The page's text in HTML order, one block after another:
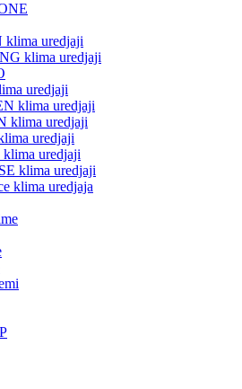
uredjaji
klima uredjaji
uredjaji
klima uredjaji
klima uredjaji
uredjaji
uredjaji
klima uredjaji
klima uredjaja